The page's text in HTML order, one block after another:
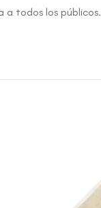
a todos los públicos.